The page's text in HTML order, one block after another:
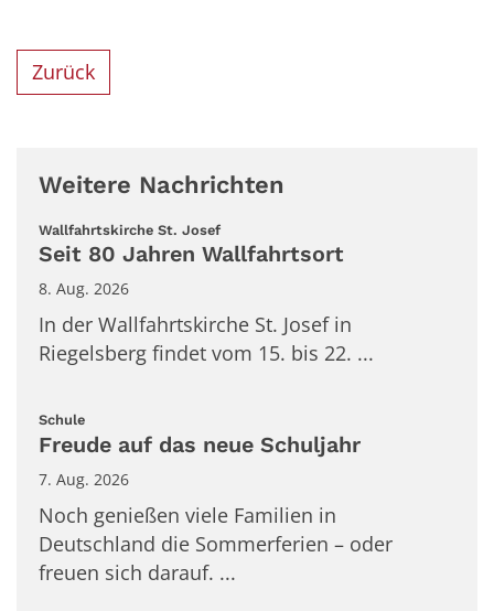
Zurück
Weitere Nachrichten
Wallfahrtskirche St. Josef:
Seit 80 Jahren Wallfahrtsort
8. Aug. 2026
In der Wallfahrtskirche St. Josef in
Riegelsberg findet vom 15. bis 22. ...
Schule:
Freude auf das neue Schuljahr
7. Aug. 2026
Noch genießen viele Familien in
Deutschland die Sommerferien – oder
freuen sich darauf. ...